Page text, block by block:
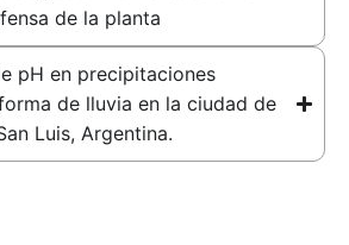
de la planta
pH en precipitaciones
de lluvia en la ciudad de
Luis, Argentina.